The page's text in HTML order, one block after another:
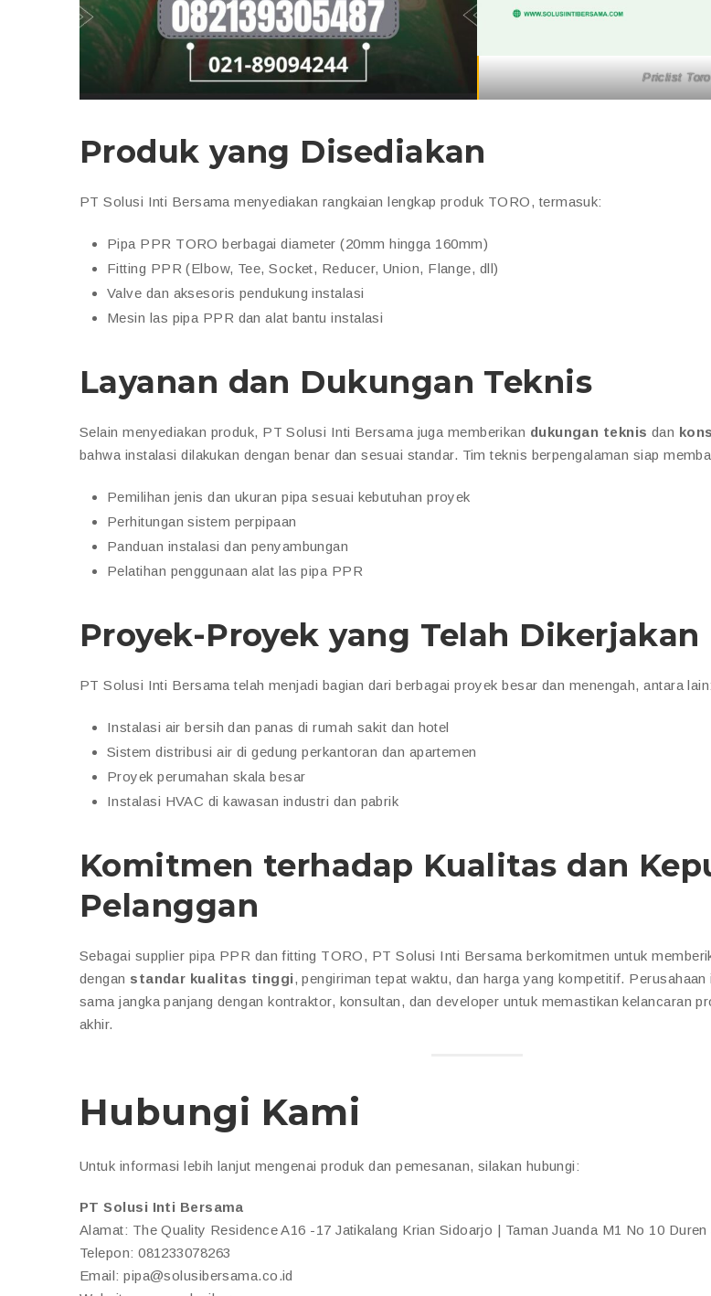
Priclist Toro
Produk yang Disediakan
PT Solusi Inti Bersama menyediakan rangkaian lengkap produk TORO, termasuk:
Pipa PPR TORO berbagai diameter (20mm hingga 160mm)
Fitting PPR (Elbow, Tee, Socket, Reducer, Union, Flange, dll)
Valve dan aksesoris pendukung instalasi
Mesin las pipa PPR dan alat bantu instalasi
Layanan dan Dukungan Teknis
Selain menyediakan produk, PT Solusi Inti Bersama juga memberikan dukungan teknis dan
bahwa instalasi dilakukan dengan benar dan sesuai standar. Tim teknis berpengalaman siap
Pemilihan jenis dan ukuran pipa sesuai kebutuhan proyek
Perhitungan sistem perpipaan
Panduan instalasi dan penyambungan
Pelatihan penggunaan alat las pipa PPR
Proyek-Proyek yang Telah Dikerjakan
PT Solusi Inti Bersama telah menjadi bagian dari berbagai proyek besar dan menengah, antara lain:
Instalasi air bersih dan panas di rumah sakit dan hotel
Sistem distribusi air di gedung perkantoran dan apartemen
Proyek perumahan skala besar
Instalasi HVAC di kawasan industri dan pabrik
Komitmen terhadap Kualitas dan
Pelanggan
Sebagai supplier pipa PPR dan fitting TORO, PT Solusi Inti Bersama berkomitmen untuk
dengan standar kualitas tinggi, pengiriman tepat waktu, dan harga yang kompetitif. Perusahaan
sama jangka panjang dengan kontraktor, konsultan, dan developer untuk memastikan kelancaran
akhir.
Hubungi Kami
Untuk informasi lebih lanjut mengenai produk dan pemesanan, silakan hubungi:
PT Solusi Inti Bersama
Alamat: The Quality Residence A16 -17 Jatikalang Krian Sidoarjo | Taman Juanda M1 No 10
Telepon: 081233078263
Email: pipa@solusibersama.co.id